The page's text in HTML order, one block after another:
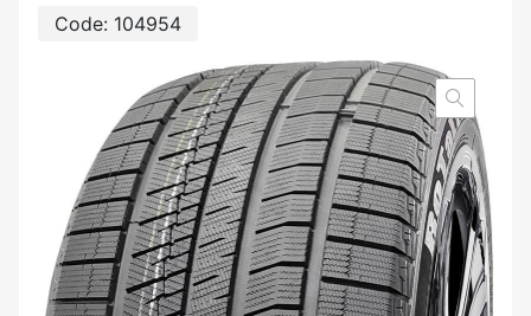
Code: 104954